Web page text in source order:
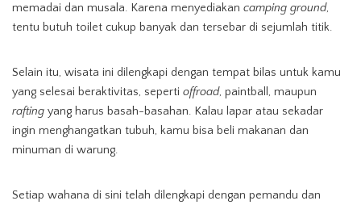
memadai dan musala. Karena menyediakan camping ground,
tentu butuh toilet cukup banyak dan tersebar di sejumlah titik.
Selain itu, wisata ini dilengkapi dengan tempat bilas untuk kamu
yang selesai beraktivitas, seperti offroad, paintball, maupun
rafting yang harus basah-basahan. Kalau lapar atau sekadar
ingin menghangatkan tubuh, kamu bisa beli makanan dan
minuman di warung.
Setiap wahana di sini telah dilengkapi dengan pemandu dan